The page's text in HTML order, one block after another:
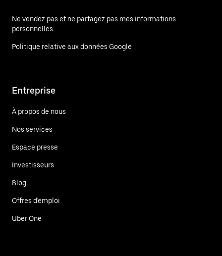
Ne vendez pas et ne partagez pas mes informations
personnelles.
Politique relative aux données Google
Entreprise
À propos de nous
Nos services
Espace presse
Investisseurs
Blog
Offres d'emploi
Uber One